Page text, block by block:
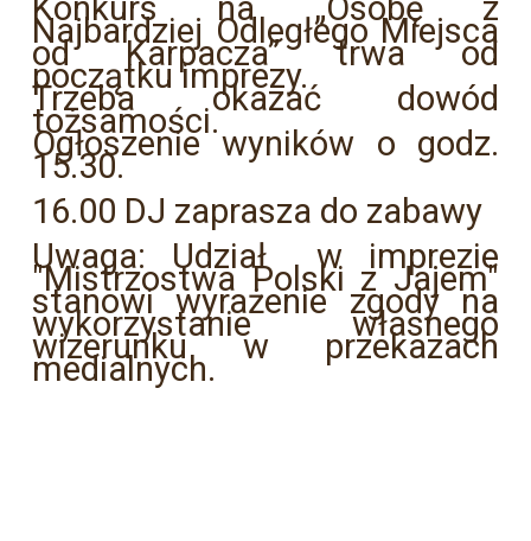
Konkurs na „Osobę z
Najbardziej Odległego Miejsca
od Karpacza” trwa od
początku imprezy.
Trzeba okazać dowód
tożsamości.
Ogłoszenie wyników o godz.
15.30.
16.00 DJ zaprasza do zabawy
Uwaga: Udział w imprezie
"Mistrzostwa Polski z Jajem"
stanowi wyrażenie zgody na
wykorzystanie własnego
wizerunku w przekazach
medialnych.